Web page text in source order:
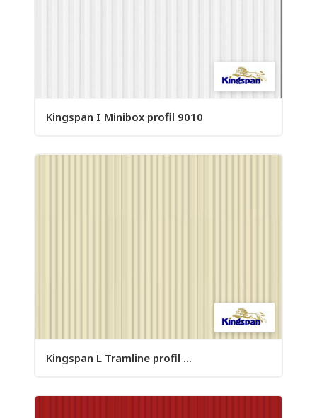
Kingspan I Minibox profil 9010
Kingspan L Tramline profil ...